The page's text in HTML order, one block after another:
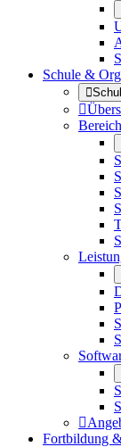
Schule &



Fortbildung